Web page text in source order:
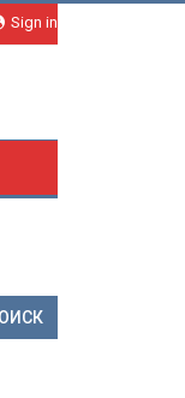
Sign in